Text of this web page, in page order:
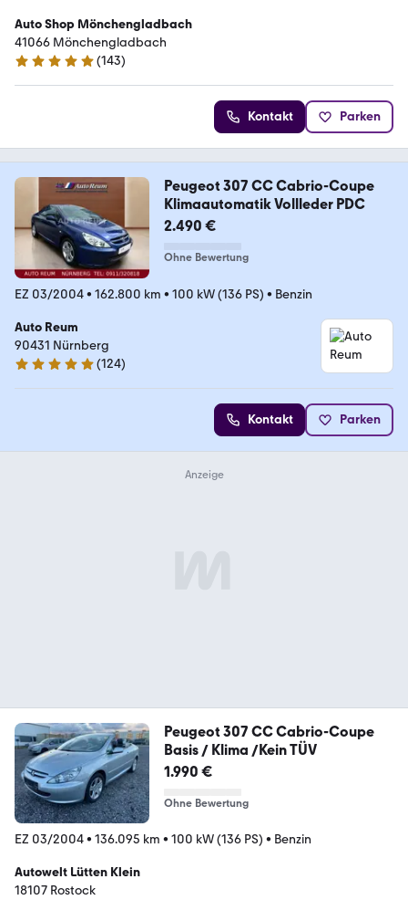
Auto Shop Mönchengladbach
41066 Mönchengladbach
4.9 Sterne
(143)
Kontakt Parken
Peugeot 307 CC Cabrio-Coupe
Klimaautomatik Vollleder PDC
2.490 €
Ohne Bewertung
EZ 03/2004• 162.800 km • 100 kW (136 PS) • Benzin
Auto Reum
90431 Nürnberg
4.8 Sterne
(124)
Kontakt Parken
Peugeot 307 CC Cabrio-Coupe
Basis / Klima /Kein TÜV
1.990 €
Ohne Bewertung
EZ 03/2004• 136.095 km • 100 kW (136 PS) • Benzin
Autowelt Lütten Klein
18107 Rostock